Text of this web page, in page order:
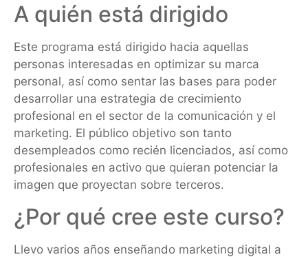
A quién está dirigido
Este programa está dirigido hacia aquellas
personas interesadas en optimizar su marca
personal, así como sentar las bases para poder
desarrollar una estrategia de crecimiento
profesional en el sector de la comunicación y el
marketing. El público objetivo son tanto
desempleados como recién licenciados, así como
profesionales en activo que quieran potenciar la
imagen que proyectan sobre terceros.
¿Por qué cree este curso?
Llevo varios años enseñando marketing digital a